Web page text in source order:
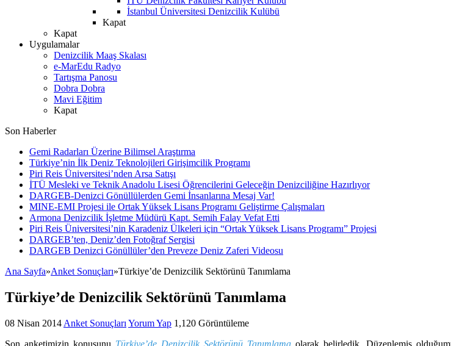
İstanbul Üniversitesi Denizcilik Kulübü
Kapat
Kapat
Uygulamalar
Denizcilik Maaş Skalası
e-MarEdu Radyo
Tartışma Panosu
Dobra Dobra
Mavi Eğitim
Kapat
Son Haberler
Gemi Radarları Üzerine Bilimsel Araştırma
Türkiye’nin İlk Deniz Teknolojileri Girişimcilik Programı
Piri Reis Üniversitesi’nden Arsa Satışı
İTÜ Mesleki ve Teknik Anadolu Lisesi Öğrencilerini Geleceğin Denizciliğine Hazırlıyor
DARGEB-Denizci Gönüllülerden Gemi İnsanlarına Mesaj Var!
MINE-EMI Projesi ile Ortak Yüksek Lisans Programı Geliştirme Çalışmaları
Armona Denizcilik İşletme Müdürü Kapt. Semih Falay Vefat Etti
Piri Reis Üniversitesi’nin Karadeniz Ülkeleri için “Ortak Yüksek Lisans Programı” Projesi
DARGEB’ten, Deniz’den Fotoğraf Sergisi
DARGEB Denizci Gönüllüler’den Preveze Deniz Zaferi Videosu
Ana Sayfa»Anket Sonuçları»Türkiye’de Denizcilik Sektörünü Tanımlama
Türkiye’de Denizcilik Sektörünü Tanımlama
08 Nisan 2014 Anket Sonuçları Yorum Yap 1,120 Görüntüleme
Son anketimizin konusunu Türkiye’de Denizcilik Sektörünü Tanımlamaolarak belirledik. Düzenlemiş